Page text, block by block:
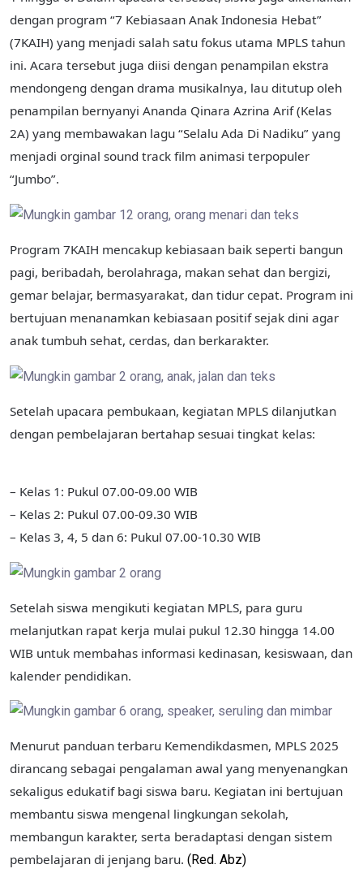
dengan program “7 Kebiasaan Anak Indonesia Hebat”
(7KAIH) yang menjadi salah satu fokus utama MPLS tahun
ini. Acara tersebut juga diisi dengan penampilan ekstra
mendongeng dengan drama musikalnya, lau ditutup oleh
penampilan bernyanyi Ananda Qinara Azrina Arif (Kelas
2A) yang membawakan lagu “Selalu Ada Di Nadiku” yang
menjadi orginal sound track film animasi terpopuler
“Jumbo”.
Program 7KAIH mencakup kebiasaan baik seperti bangun
pagi, beribadah, berolahraga, makan sehat dan bergizi,
gemar belajar, bermasyarakat, dan tidur cepat. Program ini
bertujuan menanamkan kebiasaan positif sejak dini agar
anak tumbuh sehat, cerdas, dan berkarakter.
Setelah upacara pembukaan, kegiatan MPLS dilanjutkan
dengan pembelajaran bertahap sesuai tingkat kelas:
– Kelas 1: Pukul 07.00-09.00 WIB
– Kelas 2: Pukul 07.00-09.30 WIB
– Kelas 3, 4, 5 dan 6: Pukul 07.00-10.30 WIB
Setelah siswa mengikuti kegiatan MPLS, para guru
melanjutkan rapat kerja mulai pukul 12.30 hingga 14.00
WIB untuk membahas informasi kedinasan, kesiswaan, dan
kalender pendidikan.
Menurut panduan terbaru Kemendikdasmen, MPLS 2025
dirancang sebagai pengalaman awal yang menyenangkan
sekaligus edukatif bagi siswa baru. Kegiatan ini bertujuan
membantu siswa mengenal lingkungan sekolah,
membangun karakter, serta beradaptasi dengan sistem
pembelajaran di jenjang baru. (Red. Abz)